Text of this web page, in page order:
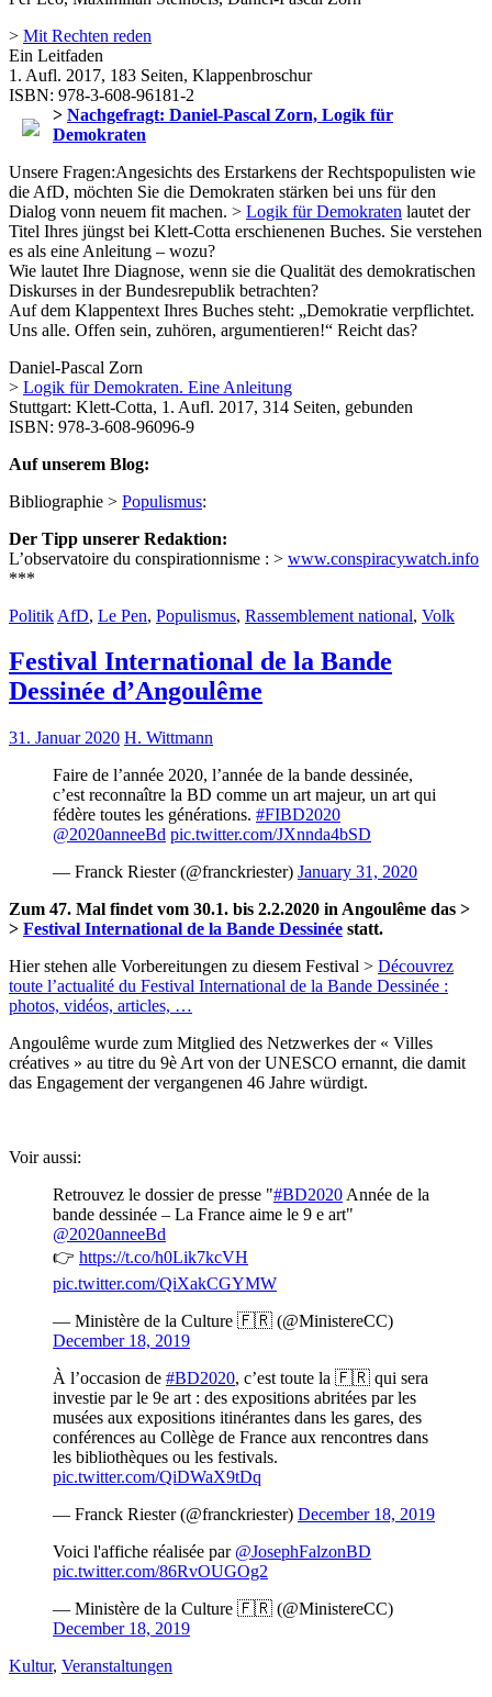
> Mit Rechten reden
Ein Leitfaden
1. Aufl. 2017, 183 Seiten, Klappenbroschur
ISBN: 978-3-608-96181-2
> Nachgefragt: Daniel-Pascal Zorn, Logik für
Demokraten
Unsere Fragen:Angesichts des Erstarkens der Rechtspopulisten wie
die AfD, möchten Sie die Demokraten stärken bei uns für den
Dialog vonn neuem fit machen. > Logik für Demokraten lautet der
Titel Ihres jüngst bei Klett-Cotta erschienenen Buches. Sie verstehen
es als eine Anleitung – wozu?
Wie lautet Ihre Diagnose, wenn sie die Qualität des demokratischen
Diskurses in der Bundesrepublik betrachten?
Auf dem Klappentext Ihres Buches steht: „Demokratie verpflichtet.
Uns alle. Offen sein, zuhören, argumentieren!“ Reicht das?
Daniel-Pascal Zorn
> Logik für Demokraten. Eine Anleitung
Stuttgart: Klett-Cotta, 1. Aufl. 2017, 314 Seiten, gebunden
ISBN: 978-3-608-96096-9
Auf unserem Blog:
Bibliographie > Populismus:
Der Tipp unserer Redaktion:
L’observatoire du conspirationnisme : > www.conspiracywatch.info
***
Politik AfD, Le Pen, Populismus, Rassemblement national, Volk
Festival International de la Bande
Dessinée d’Angoulême
31. Januar 2020 H. Wittmann
Faire de l’année 2020, l’année de la bande dessinée,
c’est reconnaître la BD comme un art majeur, un art qui
fédère toutes les générations. #FIBD2020
@2020anneeBd pic.twitter.com/JXnnda4bSD
— Franck Riester (@franckriester) January 31, 2020
Zum 47. Mal findet vom 30.1. bis 2.2.2020 in Angoulême das >
> Festival International de la Bande Dessinée statt.
Hier stehen alle Vorbereitungen zu diesem Festival > Découvrez
toute l’actualité du Festival International de la Bande Dessinée :
photos, vidéos, articles, …
Angoulême wurde zum Mitglied des Netzwerkes der « Villes
créatives » au titre du 9è Art von der UNESCO ernannt, die damit
das Engagement der vergangenen 46 Jahre würdigt.
Voir aussi:
Retrouvez le dossier de presse "#BD2020 Année de la
bande dessinée – La France aime le 9 e art"
@2020anneeBd
👉 https://t.co/h0Lik7kcVH
pic.twitter.com/QiXakCGYMW
— Ministère de la Culture 🇫🇷 (@MinistereCC)
December 18, 2019
À l’occasion de #BD2020, c’est toute la 🇫🇷 qui sera
investie par le 9e art : des expositions abritées par les
musées aux expositions itinérantes dans les gares, des
conférences au Collège de France aux rencontres dans
les bibliothèques ou les festivals.
pic.twitter.com/QiDWaX9tDq
— Franck Riester (@franckriester) December 18, 2019
Voici l'affiche réalisée par @JosephFalzonBD
pic.twitter.com/86RvOUGOg2
— Ministère de la Culture 🇫🇷 (@MinistereCC)
December 18, 2019
Kultur, Veranstaltungen